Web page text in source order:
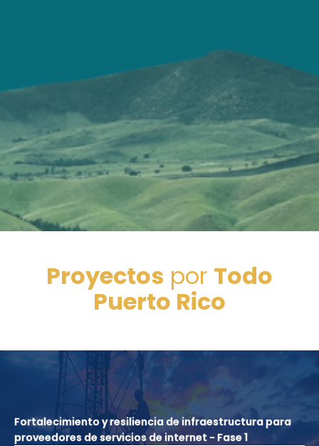
Proyectos por Todo
Puerto Rico
Fortalecimiento y resiliencia de infraestructura para
proveedores de servicios de internet - Fase 1